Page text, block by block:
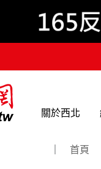
關於西北
首頁